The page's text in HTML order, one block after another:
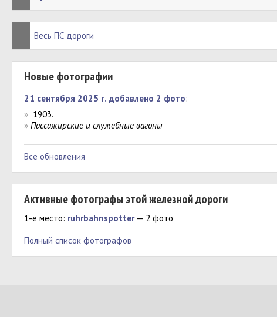
Весь ПС дороги
Новые фотографии
21 сентября 2025 г. добавлено 2 фото:
» 1903.
» Пассажирские и служебные вагоны
Все обновления
Активные фотографы этой железной дороги
1-е место: ruhrbahnspotter— 2 фото
Полный список фотографов